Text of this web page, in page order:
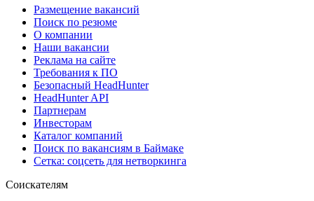
Размещение вакансий
Поиск по резюме
О компании
Наши вакансии
Реклама на сайте
Требования к ПО
Безопасный HeadHunter
HeadHunter API
Партнерам
Инвесторам
Каталог компаний
Поиск по вакансиям в Баймаке
Сетка: соцсеть для нетворкинга
Соискателям